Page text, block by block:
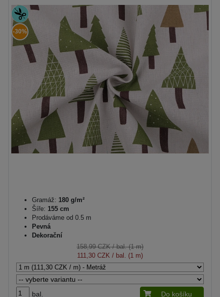
-30%
Gramáž: 180 g/m²
Šíře: 155 cm
Prodáváme od 0.5 m
Pevná
Dekorační
158,99 CZK/ bal. (1 m)
111,30 CZK / bal. (1 m)
bal. Do košíku